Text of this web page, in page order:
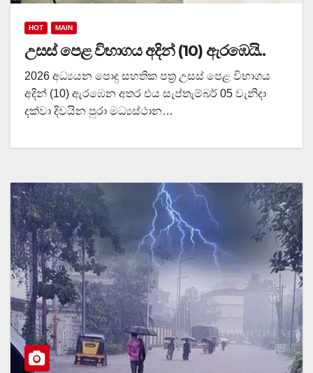
HOT MAIN
උසස් පෙළ විභාගය අදින් (10) ඇරඹෙයි..
2026 අධ්‍යයන පොදු සහතික පත්‍ර උසස් පෙළ විභාගය
අදින් (10) ඇරඹෙන අතර එය සැප්තැම්බර් 05 වැනිදා
දක්වා දිවයින පුරා මධ්‍යස්ථාන…